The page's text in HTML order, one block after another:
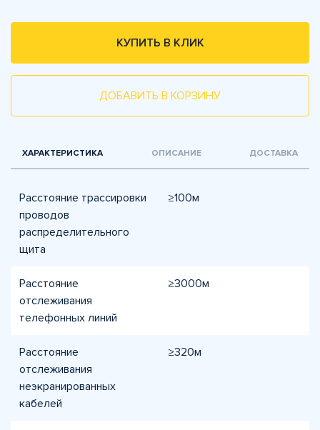
КУПИТЬ В КЛИК
ДОБАВИТЬ В КОРЗИНУ
ХАРАКТЕРИСТИКА ОПИСАНИЕ ДОСТАВКА
Расстояние трассировки
проводов
распределительного
щита
≥100м
Расстояние
отслеживания
телефонных линий
≥3000м
Расстояние
отслеживания
неэкранированных
кабелей
≥320м